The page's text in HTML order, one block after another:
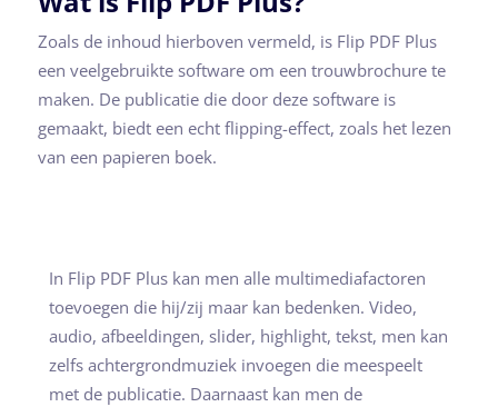
Zoals de inhoud hierboven vermeld, is Flip PDF Plus
een veelgebruikte software om een trouwbrochure te
maken. De publicatie die door deze software is
gemaakt, biedt een echt flipping-effect, zoals het lezen
van een papieren boek.
In Flip PDF Plus kan men alle multimediafactoren
toevoegen die hij/zij maar kan bedenken. Video,
audio, afbeeldingen, slider, highlight, tekst, men kan
zelfs achtergrondmuziek invoegen die meespeelt
met de publicatie. Daarnaast kan men de